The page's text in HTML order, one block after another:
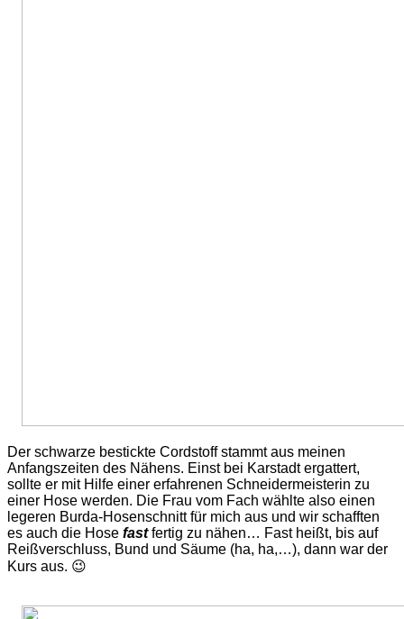
Der schwarze bestickte Cordstoff stammt aus meinen
Anfangszeiten des Nähens. Einst bei Karstadt ergattert,
sollte er mit Hilfe einer erfahrenen Schneidermeisterin zu
einer Hose werden. Die Frau vom Fach wählte also einen
legeren Burda-Hosenschnitt für mich aus und wir schafften
es auch die Hose fastfertig zu nähen… Fast heißt, bis auf
Reißverschluss, Bund und Säume (ha, ha,…), dann war der
Kurs aus. 😉